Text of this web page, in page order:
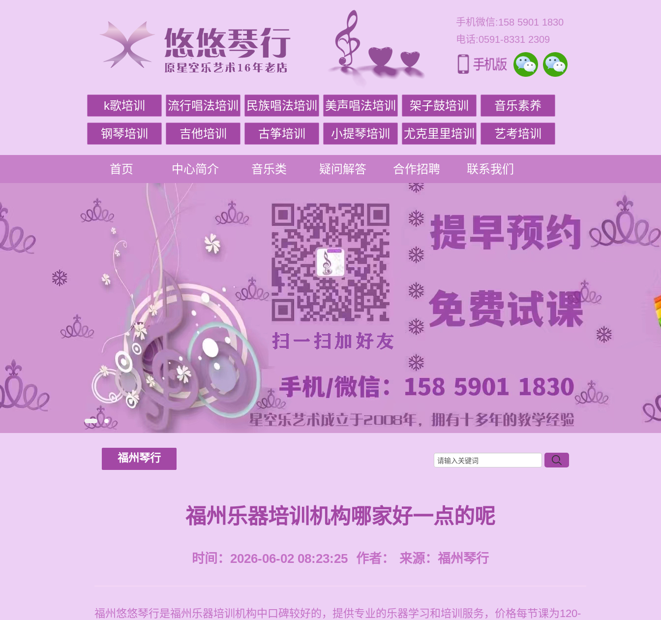
手机微信:158 5901 1830
电话:0591-8331 2309
k歌培训 流行唱法培训 民族唱法培训 美声唱法培训 架子鼓培训 音乐素养
钢琴培训 吉他培训 古筝培训 小提琴培训 尤克里里培训 艺考培训
首页 中心简介 音乐类 疑问解答 合作招聘 联系我们
福州琴行
福州乐器培训机构哪家好一点的呢
时间：2026-06-02 08:23:25 作者： 来源： 福州琴行
福州悠悠琴行是福州乐器培训机构中口碑较好的，提供专业的乐器学习和培训服务，价格每节课为120-